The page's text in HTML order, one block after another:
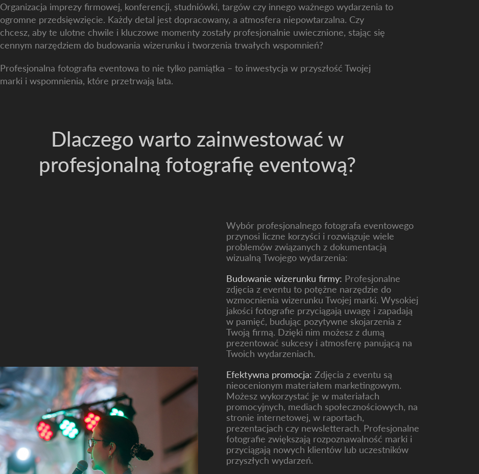
Organizacja imprezy firmowej, konferencji, studniówki, targów czy innego ważnego wydarzenia to
ogromne przedsięwzięcie. Każdy detal jest dopracowany, a atmosfera niepowtarzalna. Czy
chcesz, aby te ulotne chwile i kluczowe momenty zostały profesjonalnie uwiecznione, stając się
cennym narzędziem do budowania wizerunku i tworzenia trwałych wspomnień?
Profesjonalna fotografia eventowa to nie tylko pamiątka – to inwestycja w przyszłość Twojej
marki i wspomnienia, które przetrwają lata.
Dlaczego warto zainwestować w
profesjonalną fotografię eventową?
Wybór profesjonalnego fotografa eventowego
przynosi liczne korzyści i rozwiązuje wiele
problemów związanych z dokumentacją
wizualną Twojego wydarzenia:
Budowanie wizerunku firmy: Profesjonalne
zdjęcia z eventu to potężne narzędzie do
wzmocnienia wizerunku Twojej marki. Wysokiej
jakości fotografie przyciągają uwagę i zapadają
w pamięć, budując pozytywne skojarzenia z
Twoją firmą. Dzięki nim możesz z dumą
prezentować sukcesy i atmosferę panującą na
Twoich wydarzeniach.
Efektywna promocja:Zdjęcia z eventu są
nieocenionym materiałem marketingowym.
Możesz wykorzystać je w materiałach
promocyjnych, mediach społecznościowych, na
stronie internetowej, w raportach,
prezentacjach czy newsletterach. Profesjonalne
fotografie zwiększają rozpoznawalność marki i
przyciągają nowych klientów lub uczestników
przyszłych wydarzeń.